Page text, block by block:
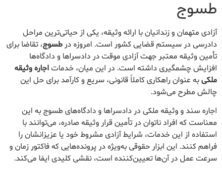
طسوج
آزادی متهمان و زندانیان با ارائه وثیقه، یکی از حیاتی‌ترین مراحل
دادرسی در سیستم قضایی کشور است. امروزه در طسوج، تقاضا برای
تأمین وثیقه معتبر جهت آزادی موقت در دادسراها و دادگاه‌ها
افزایش چشمگیری داشته است. در این میان، خدماتاجاره وثیقه
ملکیبه عنوان راهکاری کاملاً قانونی، سریع و کارآمد برای حل این
چالش مطرح می‌شود.
اجاره سند و وثیقه ملکی در دادسراها و دادگاه‌های طسوج به این
معناست که افراد ناتوان در تأمین قرار وثیقه صادره، می‌توانند با
استفاده از این خدمات، شرایط آزادی مشروط خود یا عزیزانشان را
فراهم کنند. این ابزار حقوقی به‌ویژه در پرونده‌هایی که فاکتور زمان و
سرعت عمل در آن‌ها تعیین‌کننده است، نقشی کلیدی ایفا می‌کند.